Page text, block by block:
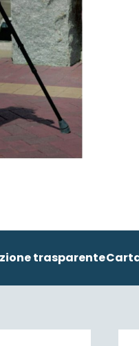
trasparente